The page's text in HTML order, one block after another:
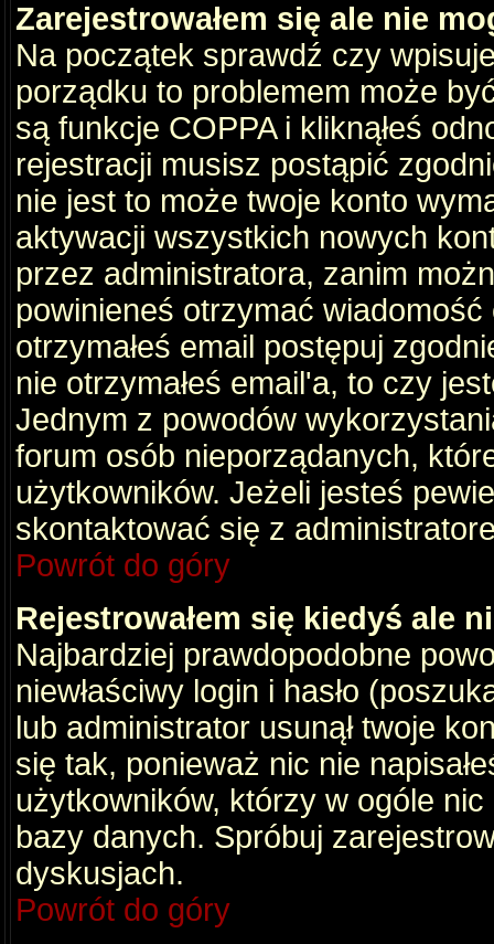
Zarejestrowałem się ale nie
Na początek sprawdź czy
porządku to problemem może
są funkcje COPPA i kliknąłeś
rejestracji musisz postąpić
nie jest to może twoje konto
aktywacji wszystkich nowych
przez administratora, zanim
powinieneś otrzymać
otrzymałeś email postępuj
nie otrzymałeś email'a, to czy
Jednym z powodów
forum osób nieporządanych,
użytkowników. Jeżeli jesteś
skontaktować się z
Powrót do góry
Rejestrowałem się kiedyś ale
Najbardziej prawdopodobne
niewłaściwy login i hasło
lub administrator usunął twoje
się tak, ponieważ nic nie
użytkowników, którzy w ogóle
bazy danych. Spróbuj
dyskusjach.
Powrót do góry